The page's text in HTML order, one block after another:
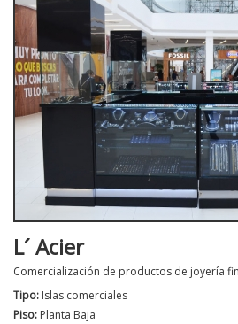
L´ Acier
Comercialización de productos de joyería
Tipo: Islas comerciales
Piso: Planta Baja